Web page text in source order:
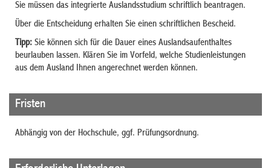
Sie müssen das integrierte Auslandsstudium schriftlich beantragen.
Über die Entscheidung erhalten Sie einen schriftlichen Bescheid.
Tipp: Sie können sich für die Dauer eines Auslandsaufenthaltes
beurlauben lassen. Klären Sie im Vorfeld, welche Studienleistungen
aus dem Ausland Ihnen angerechnet werden können.
Fristen
Abhängig von der Hochschule, ggf. Prüfungsordnung.